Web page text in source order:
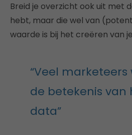
Breid je overzicht ook uit met
hebt, maar die wel van
waarde is bij het creëren van
“Veel
de betekenis van
data”